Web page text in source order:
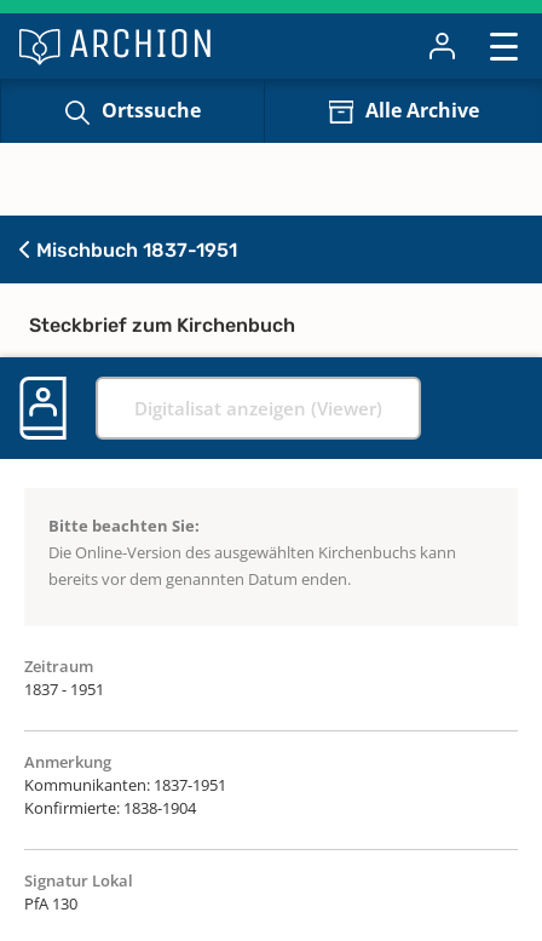
Ortssuche Alle Archive
Mischbuch 1837-1951
Steckbrief zum Kirchenbuch
Digitalisat anzeigen (Viewer)
Bitte beachten Sie:
Die Online-Version des ausgewählten Kirchenbuchs kann
bereits vor dem genannten Datum enden.
Zeitraum
1837 - 1951
Anmerkung
Kommunikanten: 1837-1951
Konfirmierte: 1838-1904
Signatur Lokal
PfA 130